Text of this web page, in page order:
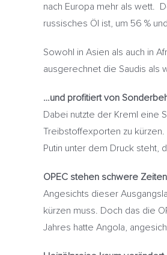
nach Europa mehr als wett.
russisches Öl ist, um 56 %
Sowohl in Asien als auch in
ausgerechnet die Saudis als
…und profitiert von
Dabei nutzte der Kreml eine
Treibstoffexporten zu
Putin unter dem Druck steht,
OPEC stehen schwere
Angesichts dieser
kürzen muss. Doch das die
Jahres hatte Angola,